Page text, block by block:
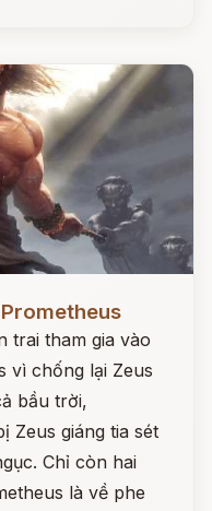
trai tham gia vào
vì chống lại Zeus
bầu trời,
Zeus giáng tia sét
Chỉ còn hai
là về phe